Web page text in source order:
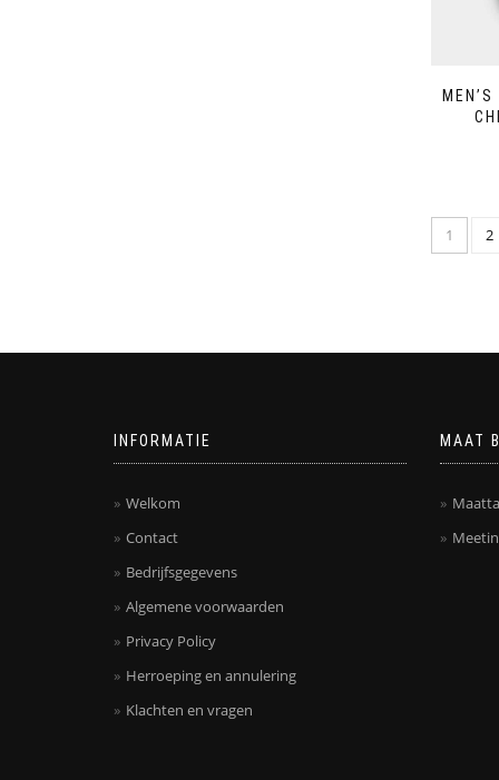
1 2
INFORMATIE
Welkom
Contact
Bedrijfsgegevens
Algemene voorwaarden
Privacy Policy
Herroeping en annulering
Klachten en vragen
MAAT